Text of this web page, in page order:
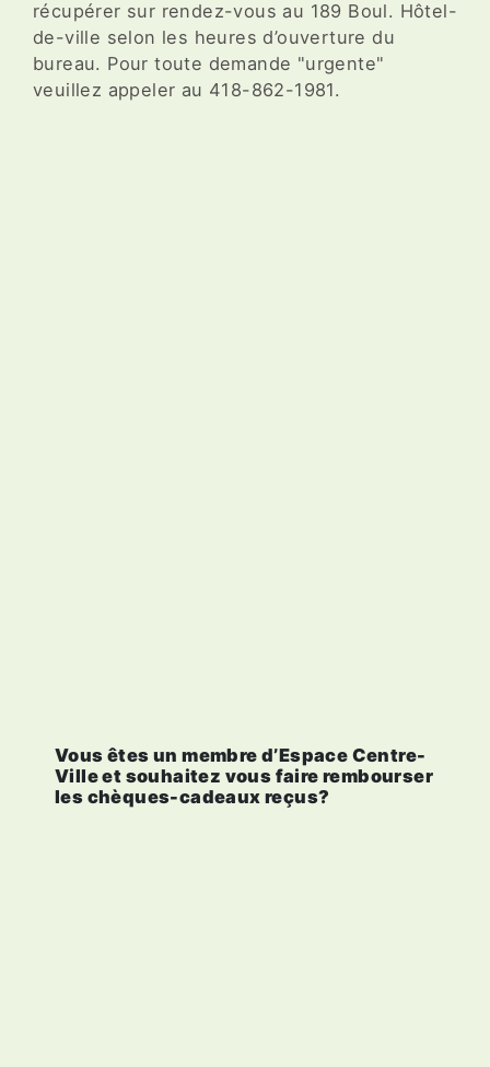
récupérer sur rendez-vous au 189 Boul. Hôtel-
de-ville selon les heures d’ouverture du
bureau. Pour toute demande "urgente"
veuillez appeler au 418-862-1981.
Vous êtes un membre d’Espace Centre-
Ville et souhaitez vous faire rembourser
les chèques-cadeaux reçus?